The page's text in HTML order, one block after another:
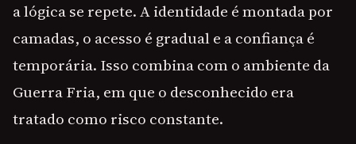
a lógica se repete. A identidade é montada por
camadas, o acesso é gradual e a confiança é
temporária. Isso combina com o ambiente da
Guerra Fria, em que o desconhecido era
tratado como risco constante.